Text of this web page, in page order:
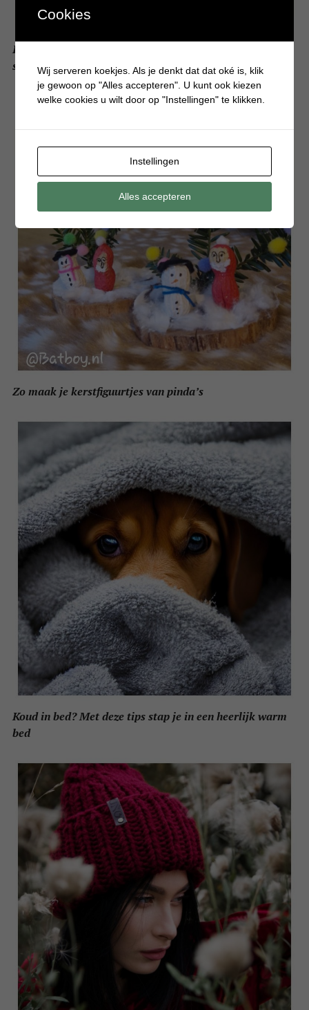
Ideaal voor het kerstdiner op school. Dit kersthapje is
snel én makkelijk te maken
Zo maak je kerstfiguurtjes van pinda’s
Koud in bed? Met deze tips stap je in een heerlijk warm
bed
Cookies
Wij serveren koekjes. Als je denkt dat dat oké is, klik
je gewoon op "Alles accepteren". U kunt ook kiezen
welke cookies u wilt door op "Instellingen" te klikken.
Instellingen
Alles accepteren